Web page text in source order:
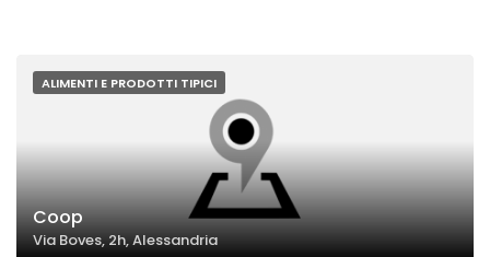
ALIMENTI E PRODOTTI TIPICI
Coop
Via Boves, 2h, Alessandria